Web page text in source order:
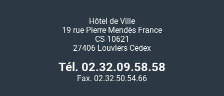
Hôtel de Ville
19 rue Pierre Mendès France
CS 10621
27406 Louviers Cedex
Tél. 02.32.09.58.58
Fax. 02.32.50.54.66